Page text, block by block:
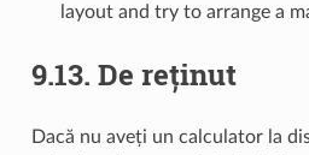
layout and try to arrange a
9.13. De reținut
Dacă nu aveți un calculator la